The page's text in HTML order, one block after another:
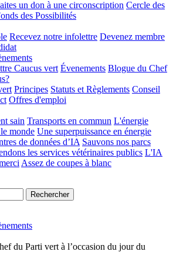
un don à une circonscription Cercle des
des Possibilités
Recevez notre infolettre Devenez membre
Caucus vert Évenements Blogue du Chef
Principes Statuts et Règlements Conseil
Offres d'emploi
sain Transports en commun L'énergie
monde Une superpuissance en énergie
de données d’IA Sauvons nos parcs
les services vétérinaires publics L'IA
Assez de coupes à blanc
du Parti vert à l’occasion du jour du